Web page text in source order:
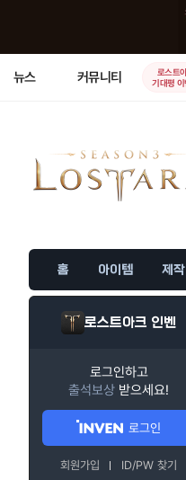
뉴스 커뮤니티
로스트
기대평
홈 아이템 제작
로스트아크 인벤
로그인하고
출석보상 받으세요!
로그인
회원가입 ID/PW 찾기